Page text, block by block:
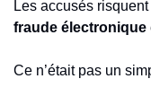
Les accusés risquent
fraude électronique
Ce n’était pas un